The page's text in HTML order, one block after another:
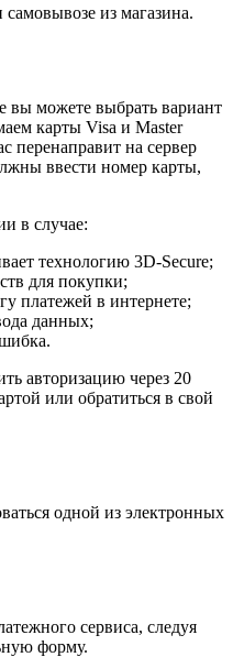
из магазина.
вы можете выбрать вариант
карты Visa и Master
перенаправит на сервер
ввести номер карты,
в случае:
технологию 3D-Secure;
для покупки;
платежей в интернете;
данных;
авторизацию через 20
или обратиться в свой
одной из электронных
сервиса, следуя
форму.